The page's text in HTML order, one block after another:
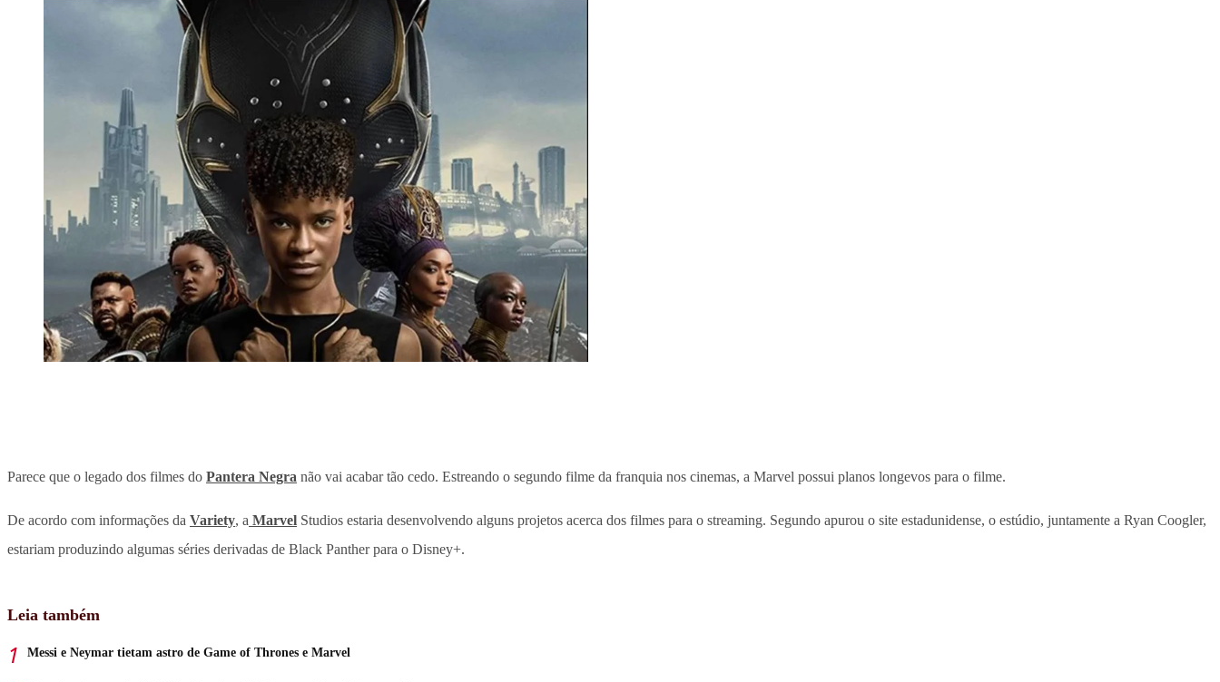
Parece que o legado dos filmes do Pantera Negra não vai acabar tão cedo. Estreando o segundo filme da franquia nos cinemas, a Marvel possui planos longevos para o filme.
De acordo com informações da Variety, a Marvel Studios estaria desenvolvendo alguns projetos acerca dos filmes para o streaming. Segundo apurou o site estadunidense, o estúdio, juntamente a Ryan Coogler,
estariam produzindo algumas séries derivadas de Black Panther para o Disney+.
Leia também
Messi e Neymar tietam astro de Game of Thrones e Marvel